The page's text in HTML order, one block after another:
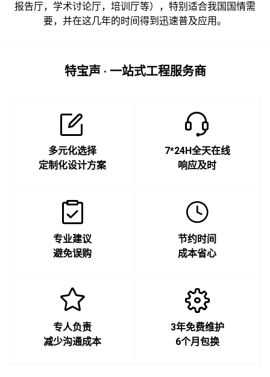
报告厅，学术讨论厅，培训厅等），特别适合我国国情需
要，并在这几年的时间得到迅速普及应用。
特宝声 · 一站式工程服务商
多元化选择
定制化设计方案
7*24H全天在线
响应及时
专业建议
避免误购
节约时间
成本省心
专人负责
减少沟通成本
3年免费维护
6个月包换